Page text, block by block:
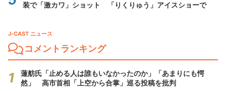
装で「激カワ」ショット 「りくりゅう」アイスショーで
J-CAST ニュース
コメントランキング
蓮舫氏「止める人は誰もいなかったのか」「あまりにも愕
然」 高市首相「上空から合掌」巡る投稿を批判